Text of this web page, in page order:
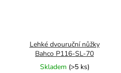
Lehké dvouruční nůžky
Bahco P116-SL-70
Skladem (>5 ks)